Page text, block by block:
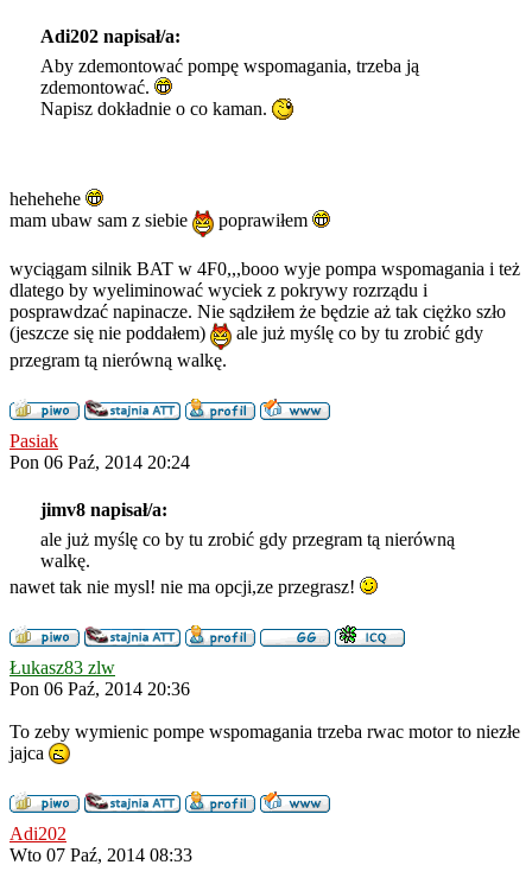
Adi202 napisał/a:
Aby zdemontować pompę wspomagania, trzeba ją
zdemontować.
Napisz dokładnie o co kaman.
hehehehe
mam ubaw sam z siebie
poprawiłem
wyciągam silnik BAT w 4F0,,,booo wyje pompa wspomagania i też
dlatego by wyeliminować wyciek z pokrywy rozrządu i
posprawdzać napinacze. Nie sądziłem że będzie aż tak ciężko szło
(jeszcze się nie poddałem)
ale już myślę co by tu zrobić gdy
przegram tą nierówną walkę.
Pasiak
Pon 06 Paź, 2014 20:24
jimv8 napisał/a:
ale już myślę co by tu zrobić gdy przegram tą nierówną
walkę.
nawet tak nie mysl! nie ma opcji,ze przegrasz!
Łukasz83 zlw
Pon 06 Paź, 2014 20:36
To zeby wymienic pompe wspomagania trzeba rwac motor to niezłe
jajca
Adi202
Wto 07 Paź, 2014 08:33